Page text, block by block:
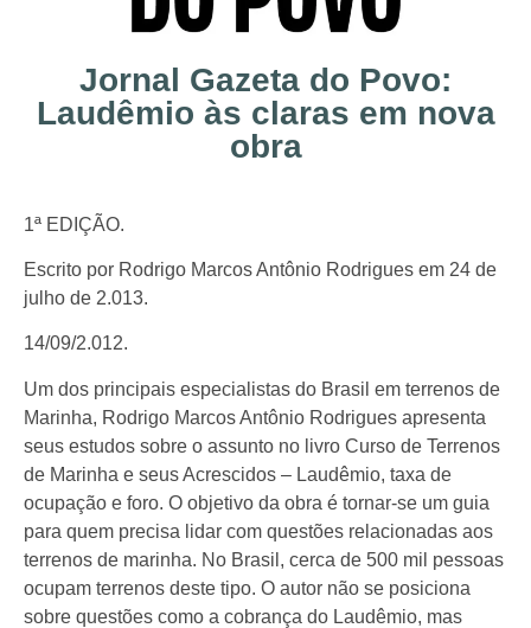
Jornal Gazeta do Povo:
Laudêmio às claras em nova
obra
1ª EDIÇÃO.
Escrito por Rodrigo Marcos Antônio Rodrigues em 24 de
julho de 2.013.
14/09/2.012.
Um dos principais especialistas do Brasil em terrenos de
Marinha, Rodrigo Marcos Antônio Rodrigues apresenta
seus estudos sobre o assunto no livro Curso de Terrenos
de Marinha e seus Acrescidos – Laudêmio, taxa de
ocupação e foro. O objetivo da obra é tornar-se um guia
para quem precisa lidar com questões relacionadas aos
terrenos de marinha. No Brasil, cerca de 500 mil pessoas
ocupam terrenos deste tipo. O autor não se posiciona
sobre questões como a cobrança do Laudêmio, mas